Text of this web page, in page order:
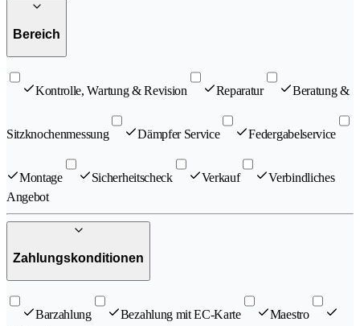
Bereich
Kontrolle, Wartung & Revision Reparatur Beratung &
Sitzknochenmessung Dämpfer Service Federgabelservice
Montage Sicherheitscheck Verkauf
Verbindliches
Angebot
Zahlungskonditionen
Barzahlung Bezahlung mit EC-Karte
Maestro